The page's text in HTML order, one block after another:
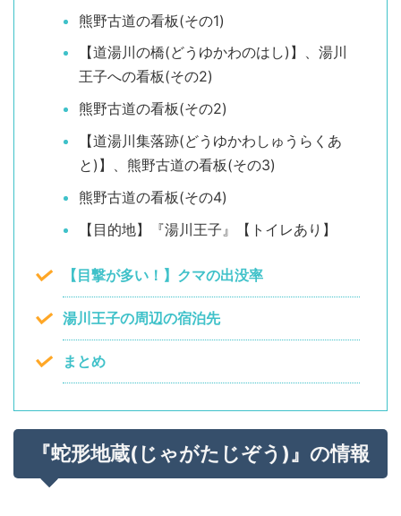
熊野古道の看板(その1)
【道湯川の橋(どうゆかわのはし)】、湯川
王子への看板(その2)
熊野古道の看板(その2)
【道湯川集落跡(どうゆかわしゅうらくあ
と)】、熊野古道の看板(その3)
熊野古道の看板(その4)
【目的地】『湯川王子』【トイレあり】
【目撃が多い！】クマの出没率
湯川王子の周辺の宿泊先
まとめ
『蛇形地蔵(じゃがたじぞう)』の情報